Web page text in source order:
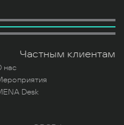
Частным клиентам
нас
Desk